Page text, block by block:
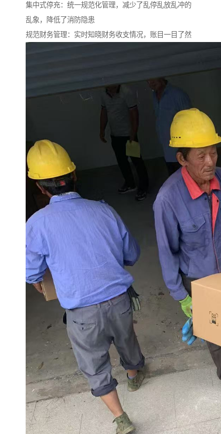
集中式停充：统一规范化管理，减少了乱停乱放乱冲的
乱象，降低了消防隐患
规范财务管理：实时知晓财务收支情况，账目一目了然